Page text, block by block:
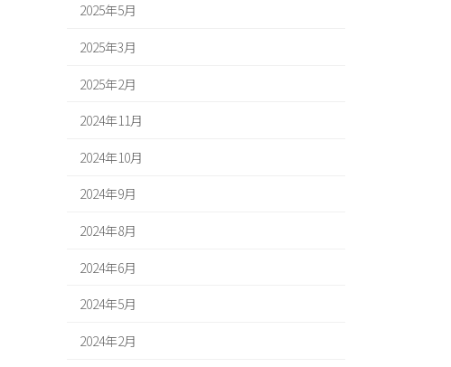
2025年5月
2025年3月
2025年2月
2024年11月
2024年10月
2024年9月
2024年8月
2024年6月
2024年5月
2024年2月